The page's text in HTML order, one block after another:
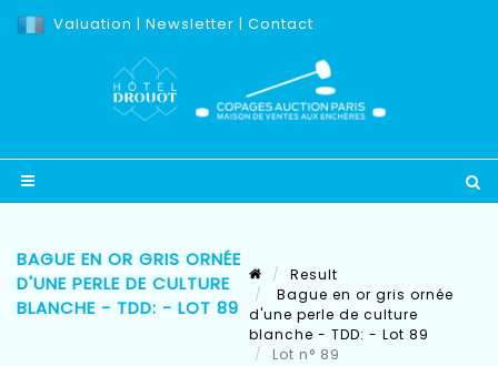
Valuation | Newsletter | Contact
BAGUE EN OR GRIS ORNÉE
D'UNE PERLE DE CULTURE
BLANCHE - TDD: - LOT 89
Result
Bague en or gris ornée
d'une perle de culture
blanche - TDD: - Lot 89
Lot n° 89